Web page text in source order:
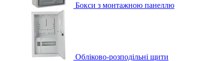
Бокси з монтажною панеллю
Обліково-розподільні щити